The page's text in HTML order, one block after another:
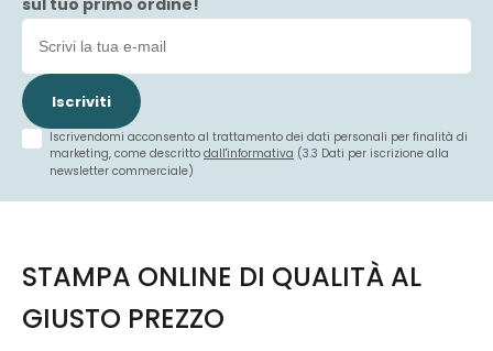
sul tuo primo ordine!
Iscriviti
Iscrivendomi acconsento al trattamento dei dati personali per finalità di
marketing, come descritto dall'informativa (3.3 Dati per iscrizione alla
newsletter commerciale)
STAMPA ONLINE DI QUALITÀ AL
GIUSTO PREZZO